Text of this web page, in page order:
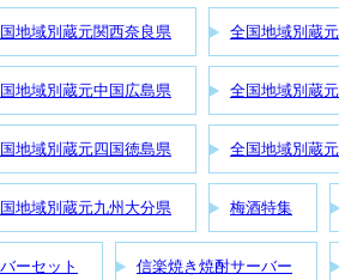
地域別蔵元関西奈良県 全国地域別蔵
地域別蔵元中国広島県 全国地域別蔵
地域別蔵元四国徳島県 全国地域別蔵
地域別蔵元九州大分県 梅酒特集
ーセット 信楽焼き焼酎サーバー